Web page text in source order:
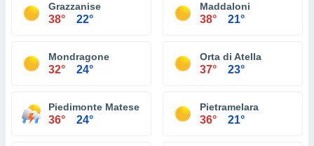
Grazzanise
38° 22°
Maddaloni
38° 21°
Mondragone
32° 24°
Orta di Atella
37° 23°
Piedimonte Matese
36° 24°
Pietramelara
36° 21°